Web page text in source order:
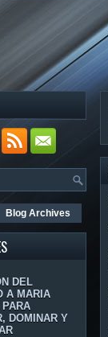
Blog Archives
DEL
A MARIA
PARA
DOMINAR Y